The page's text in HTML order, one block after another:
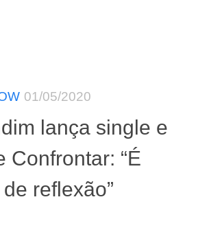
01/05/2020
lança single e
Confrontar: “É
reflexão”